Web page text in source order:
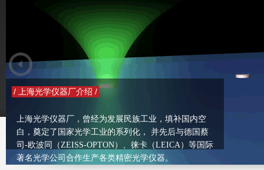
/ 上海光学仪器厂介绍 /
上海光学仪器厂，曾经为发展民族工业，填补国内空
白，奠定了国家光学工业的系列化， 并先后与德国蔡
司-欧波同（ZEISS-OPTON）、徕卡（LEICA）等国际
著名光学公司合作生产各类精密光学仪器。